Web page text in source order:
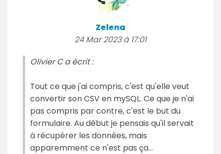
Zelena
24 Mar 2023 à 17:01
Olivier C a écrit :
Tout ce que j'ai compris, c'est qu'elle veut
convertir son CSV en mySQL. Ce que je n'ai
pas compris par contre, c'est le but du
formulaire. Au début je pensais qu'il servait
à récupérer les données, mais
apparemment ce n'est pas ça...